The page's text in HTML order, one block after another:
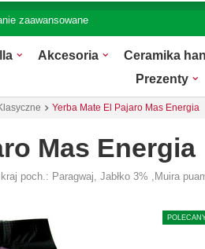
zaawansowane
Akcesoria Ceramika
Prezenty
Yerba Mate El Pajaro Mas Energia
Mas Energia
poch.: Paragwaj, Jabłko 3% ,Muira